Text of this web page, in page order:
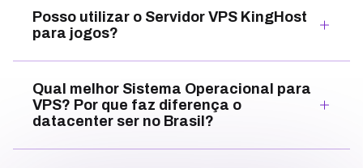
Posso utilizar o Servidor VPS KingHost
para jogos?
Qual melhor Sistema Operacional para
VPS? Por que faz diferença o
datacenter ser no Brasil?